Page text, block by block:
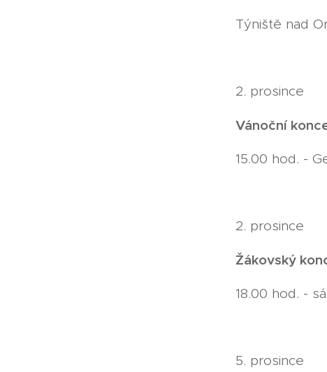
Týniště nad
2. prosince
Vánoční
15.00 hod. -
2. prosince
Žákovský
18.00 hod. -
5. prosince